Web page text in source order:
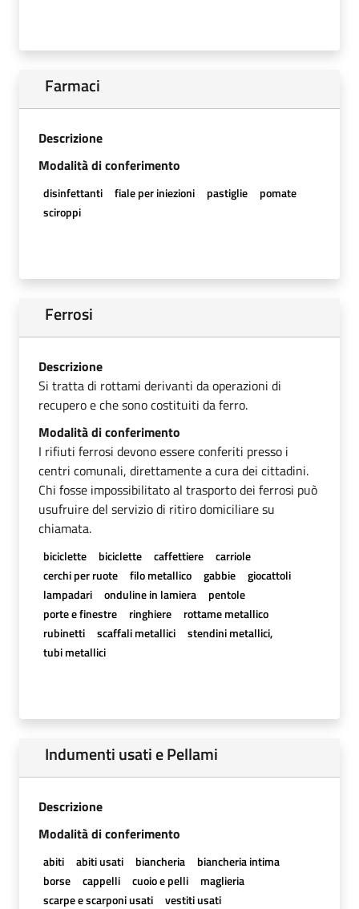
Farmaci
Descrizione
Modalità di conferimento
disinfettanti fiale per iniezioni pastiglie
pomate
sciroppi
Ferrosi
Descrizione
Si tratta di rottami derivanti da operazioni di
recupero e che sono costituiti da ferro.
Modalità di conferimento
I rifiuti ferrosi devono essere conferiti presso i
centri comunali, direttamente a cura dei cittadini.
Chi fosse impossibilitato al trasporto dei ferrosi può
usufruire del servizio di ritiro domiciliare su
chiamata.
biciclette biciclette caffettiere
carriole
cerchi per ruote
filo metallico gabbie
giocattoli
lampadari
onduline in lamiera
pentole
porte e finestre
ringhiere
rottame metallico
rubinetti
scaffali metallici
stendini metallici,
tubi metallici
Indumenti usati e Pellami
Descrizione
Modalità di conferimento
abiti abiti usati biancheria
biancheria intima
borse
cappelli cuoio e pelli
maglieria
scarpe e scarponi usati
vestiti usati